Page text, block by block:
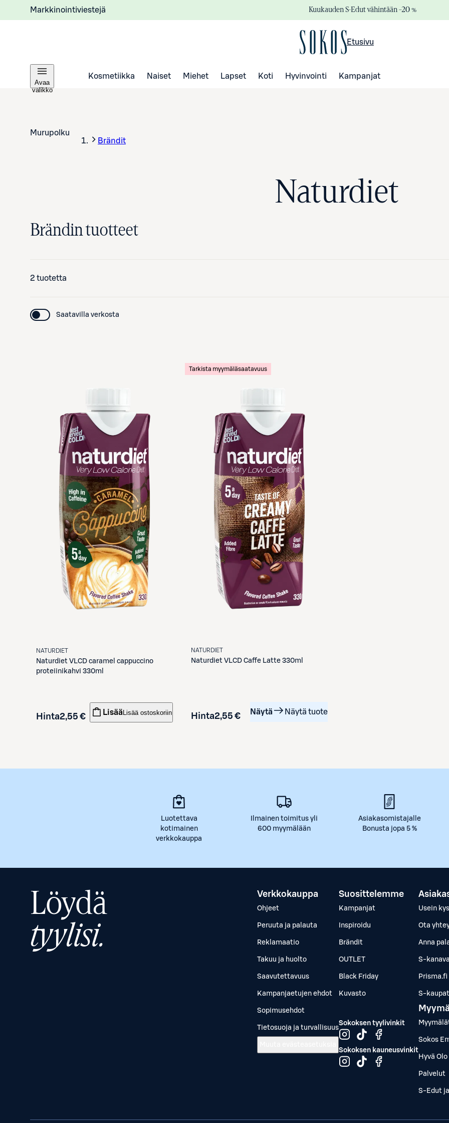
Markkinointiviestejä Kuukauden S-Edut vähintään –20 %
Etusivu
Avaa
valikko
Kosmetiikka Naiset Miehet Lapset Koti Hyvinvointi Kampanjat
Murupolku
Brändit
Naturdiet
Brändin tuotteet
2 tuotetta
Saatavilla verkosta
NATURDIET
Naturdiet VLCD caramel cappuccino
proteiinikahvi 330ml
Hinta2,55 € Lisää Lisää ostoskoriin
Tarkista myymäläsaatavuus
NATURDIET
Naturdiet VLCD Caffe Latte 330ml
Hinta2,55 € Näytä Näytä tuote
Luotettava
kotimainen
verkkokauppa
Ilmainen toimitus yli
600 myymälään
Asiakasomistajalle
Bonusta jopa 5 %
Löydä
tyylisi.
Verkkokauppa
Ohjeet
Peruuta ja palauta
Reklamaatio
Takuu ja huolto
Saavutettavuus
Kampanjaetujen ehdot
Sopimusehdot
Tietosuoja ja turvallisuus
Suosittelemme
Kampanjat
Inspiroidu
Brändit
OUTLET
Black Friday
Kuvasto
Sokoksen tyylivinkit
Sokoksen kauneusvinkit
Usein
Ota
Anna
S-
Prisma.fi
S-
Sokos
Hyvä
Palvelut
S-Edut